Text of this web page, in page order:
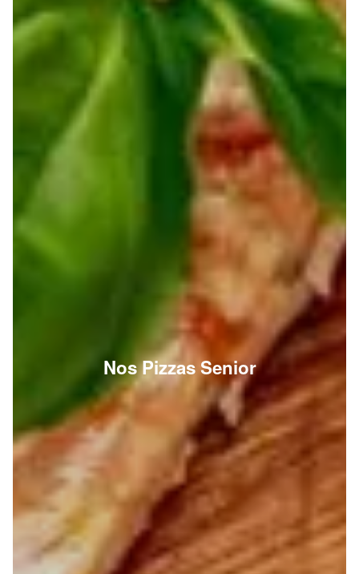
Nos Pizzas Senior